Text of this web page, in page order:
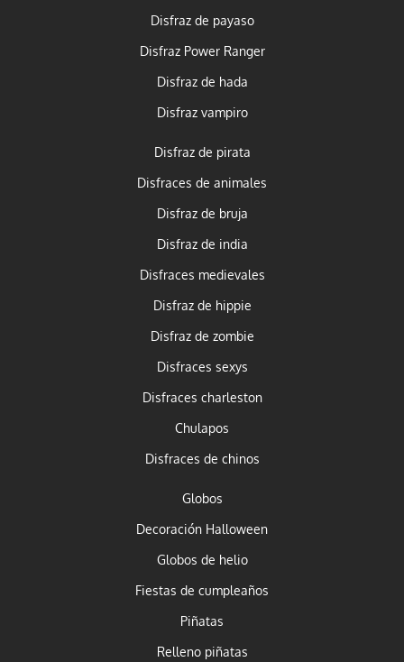
Disfraz de payaso
Disfraz Power Ranger
Disfraz de hada
Disfraz vampiro
Disfraz de pirata
Disfraces de animales
Disfraz de bruja
Disfraz de india
Disfraces medievales
Disfraz de hippie
Disfraz de zombie
Disfraces sexys
Disfraces charleston
Chulapos
Disfraces de chinos
Globos
Decoración Halloween
Globos de helio
Fiestas de cumpleaños
Piñatas
Relleno piñatas